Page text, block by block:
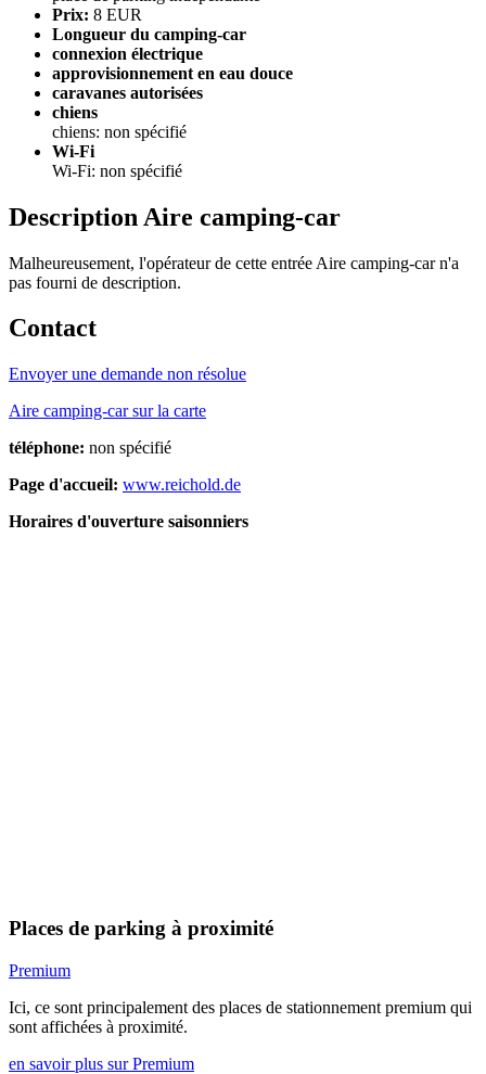
Prix: 8 EUR
Longueur du camping-car
connexion électrique
approvisionnement en eau douce
caravanes autorisées
chiens
chiens: non spécifié
Wi-Fi
Wi-Fi: non spécifié
Description Aire camping-car
Malheureusement, l'opérateur de cette entrée Aire camping-car n'a
pas fourni de description.
Contact
Envoyer une demande non résolue
Aire camping-car sur la carte
téléphone: non spécifié
Page d'accueil: www.reichold.de
Horaires d'ouverture saisonniers
Places de parking à proximité
Premium
Ici, ce sont principalement des places de stationnement premium qui
sont affichées à proximité.
en savoir plus sur Premium